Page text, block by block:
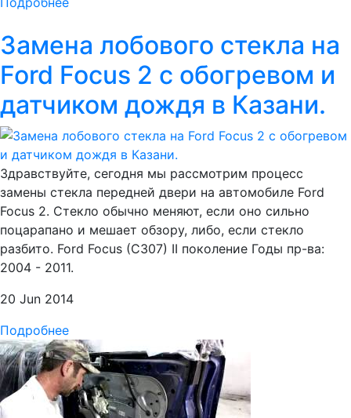
Замена лобового стекла на
Ford Focus 2 с обогревом и
датчиком дождя в Казани.
Здравствуйте, сегодня мы рассмотрим процесс
замены стекла передней двери на автомобиле Ford
Focus 2. Стекло обычно меняют, если оно сильно
поцарапано и мешает обзору, либо, если стекло
разбито. Ford Focus (C307) II поколение Годы пр-ва:
2004 - 2011.
20 Jun 2014
Подробнее